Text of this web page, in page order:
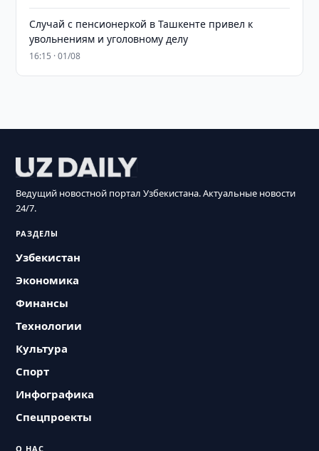
Случай с пенсионеркой в Ташкенте привел к
увольнениям и уголовному делу
16:15 · 01/08
Ведущий новостной портал Узбекистана. Актуальные новости
24/7.
РАЗДЕЛЫ
Узбекистан
Экономика
Финансы
Технологии
Культура
Спорт
Инфографика
Спецпроекты
О НАС